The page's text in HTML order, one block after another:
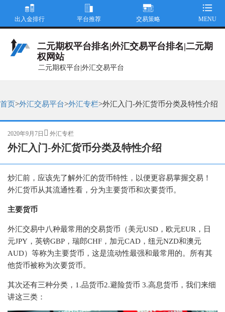
二元期权平台排名|外汇交易平台排名|二元期
权网站
二元期权平台|外汇交易平台
出入金排行 平台推荐 交易策略 MENU
首页>外汇交易平台>外汇专栏>外汇入门-外汇货币分类及特性介绍
发
布
于
2020年9月7日
分
类
外汇专栏
外汇入门-外汇货币分类及特性介绍
炒汇前，应该先了解外汇的货币特性，以便更容易掌握交易！
外汇货币从其流通性看，分为主要货币和次要货币。
主要货币
外汇交易中八种最常用的交易货币（美元USD，欧元EUR，日
元JPY，英镑GBP，瑞郎CHF，加元CAD，纽元NZD和澳元
AUD）等称为主要货币，这是流动性最强和最常用的。所有其
他货币被称为次要货币。
其次还有三种分类，1.品货币2.避险货币 3.高息货币，我们来细
讲这三类：